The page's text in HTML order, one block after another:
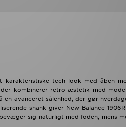
karakteristiske tech look med åben
kombinerer retro æstetik med
avanceret sålenhed, der gør
shank giver New Balance
sig naturligt med foden, mens